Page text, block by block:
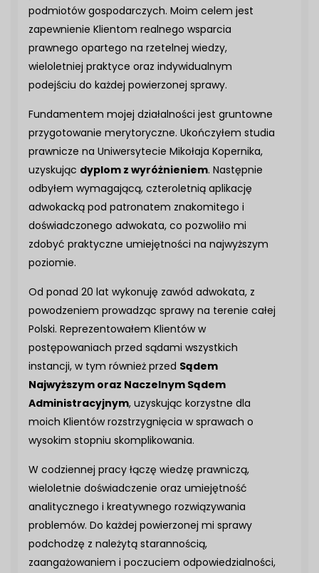
podmiotów gospodarczych. Moim celem jest
zapewnienie Klientom realnego wsparcia
prawnego opartego na rzetelnej wiedzy,
wieloletniej praktyce oraz indywidualnym
podejściu do każdej powierzonej sprawy.
Fundamentem mojej działalności jest gruntowne
przygotowanie merytoryczne. Ukończyłem studia
prawnicze na Uniwersytecie Mikołaja Kopernika,
uzyskując dyplom z wyróżnieniem. Następnie
odbyłem wymagającą, czteroletnią aplikację
adwokacką pod patronatem znakomitego i
doświadczonego adwokata, co pozwoliło mi
zdobyć praktyczne umiejętności na najwyższym
poziomie.
Od ponad 20 lat wykonuję zawód adwokata, z
powodzeniem prowadząc sprawy na terenie całej
Polski. Reprezentowałem Klientów w
postępowaniach przed sądami wszystkich
instancji, w tym również przed Sądem
Najwyższym oraz Naczelnym Sądem
Administracyjnym, uzyskując korzystne dla
moich Klientów rozstrzygnięcia w sprawach o
wysokim stopniu skomplikowania.
W codziennej pracy łączę wiedzę prawniczą,
wieloletnie doświadczenie oraz umiejętność
analitycznego i kreatywnego rozwiązywania
problemów. Do każdej powierzonej mi sprawy
podchodzę z należytą starannością,
zaangażowaniem i poczuciem odpowiedzialności,